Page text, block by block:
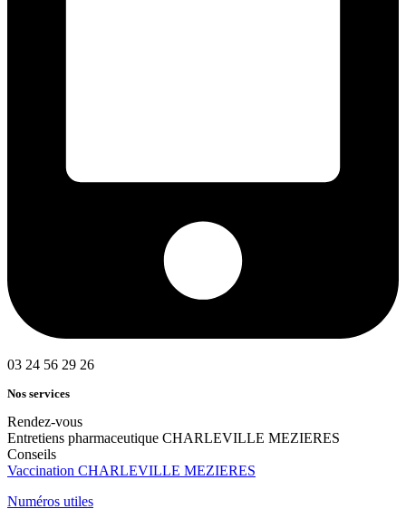
03 24 56 29 26
Nos services
Rendez-vous
Entretiens pharmaceutique CHARLEVILLE MEZIERES
Conseils
Vaccination CHARLEVILLE MEZIERES
Numéros utiles